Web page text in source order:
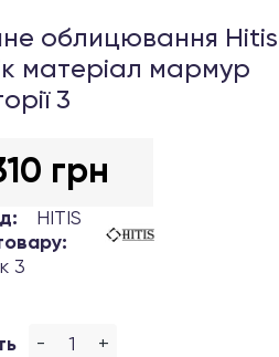
облицювання Hitis
матеріал мармур
3
грн
HITIS
3
- +